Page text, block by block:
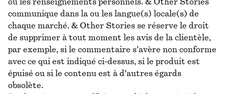
ou les renseignements personnels. & Other Stories
communique dans la ou les langue(s) locale(s) de
chaque marché. & Other Stories se réserve le droit
de supprimer à tout moment les avis de la clientèle,
par exemple, si le commentaire s’avère non conforme
avec ce qui est indiqué ci-dessus, si le produit est
épuisé ou si le contenu est à d’autres égards
obsolète.